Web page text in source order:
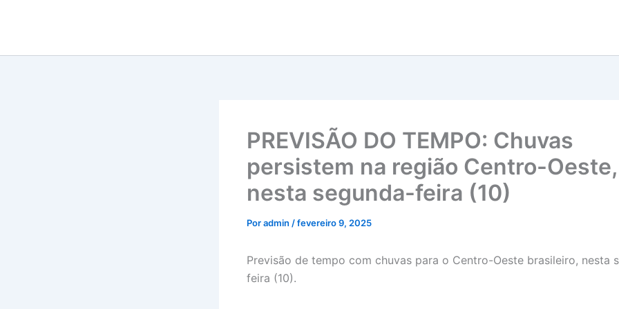
PREVISÃO DO TEMPO: Chuvas
persistem na região Centro-Oeste,
nesta segunda-feira (10)
Poradmin /fevereiro 9, 2025
Previsão de tempo com chuvas para o Centro-Oeste brasileiro, nesta
feira (10).